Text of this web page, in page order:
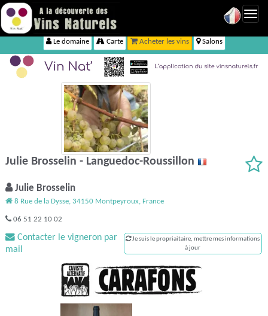
Le domaine Carte Acheter les vins Salons
Julie Brosselin - Languedoc-Roussillon
Julie Brosselin
8 Rue de la Dysse, 34150 Montpeyroux, France
06 51 22 10 02
Contacter le vigneron par
mail
Je suis le propriaitaire, mettre mes informations
à jour